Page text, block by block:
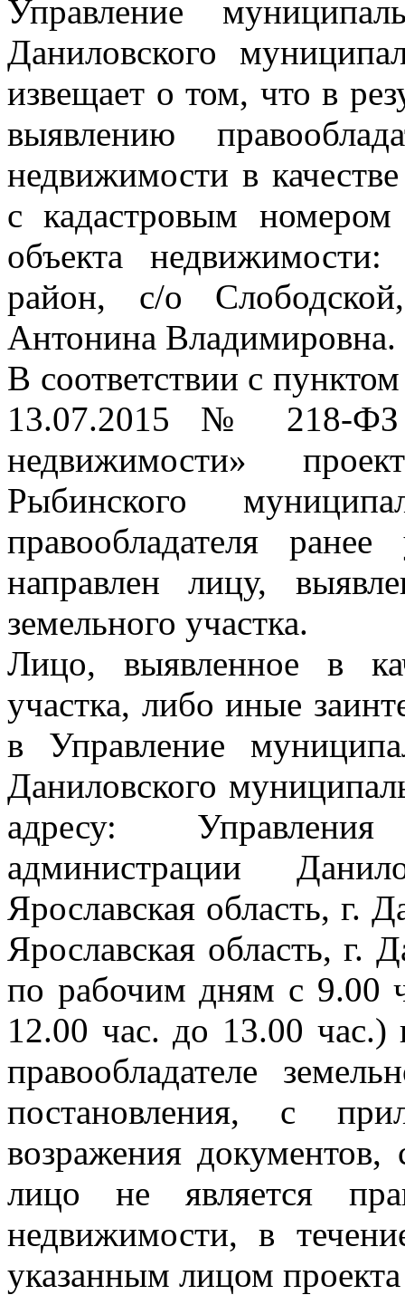
Управление
Даниловского
извещает о том, что в
выявлению
недвижимости в
с кадастровым номером
объекта недвижимости:
район, с/о
Антонина Владимировна.
В соответствии с
13.07.2015 № 218-ФЗ
недвижимости»
Рыбинского
правообладателя
направлен лицу,
земельного участка.
Лицо, выявленное в
участка, либо иные
в Управление
Даниловского
адресу:
администрации
Ярославская область, г.
Ярославская область,
по рабочим дням с 9.00
12.00 час. до 13.00 час.)
правообладателе
постановления, с
возражения
лицо не является
недвижимости, в
указанным лицом